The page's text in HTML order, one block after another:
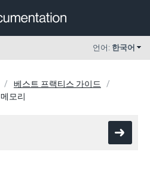
언어: 한국어
베스트 프랙티스 가이드
메모리